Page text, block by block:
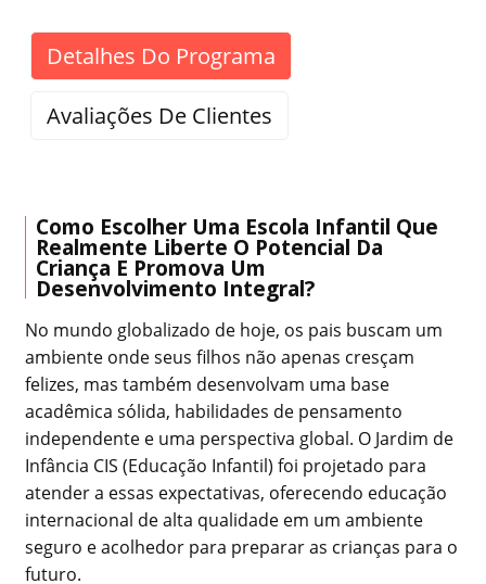
Detalhes Do Programa
Avaliações De Clientes
Como Escolher Uma Escola Infantil Que
Realmente Liberte O Potencial Da
Criança E Promova Um
Desenvolvimento Integral?
No mundo globalizado de hoje, os pais buscam um
ambiente onde seus filhos não apenas cresçam
felizes, mas também desenvolvam uma base
acadêmica sólida, habilidades de pensamento
independente e uma perspectiva global. O Jardim de
Infância CIS (Educação Infantil) foi projetado para
atender a essas expectativas, oferecendo educação
internacional de alta qualidade em um ambiente
seguro e acolhedor para preparar as crianças para o
futuro.